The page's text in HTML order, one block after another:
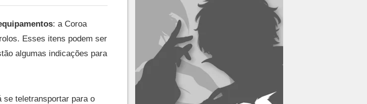
: a Coroa
Esses itens podem ser
algumas indicações para
se teletransportar para o